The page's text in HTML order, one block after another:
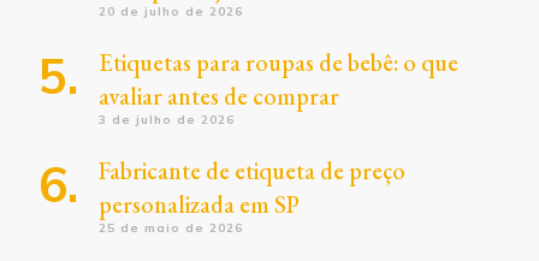
20 de julho de 2026
Etiquetas para roupas de bebê: o que
avaliar antes de comprar
3 de julho de 2026
Fabricante de etiqueta de preço
personalizada em SP
25 de maio de 2026